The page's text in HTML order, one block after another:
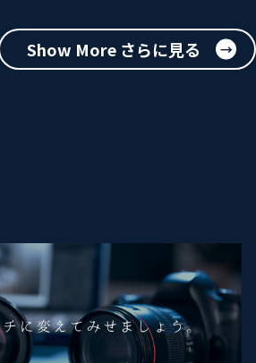
Show More さらに見る